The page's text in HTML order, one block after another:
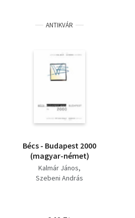
ANTIKVÁR
Bécs - Budapest 2000
(magyar-német)
Kalmár János
Szebeni András